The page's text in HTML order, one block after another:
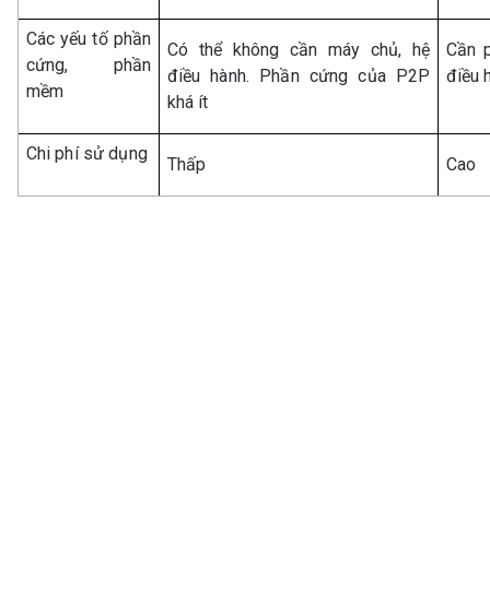
Các yếu tố phần
cứng, phần
mềm
Có thể không cần máy chủ, hệ
điều hành. Phần cứng của P2P
khá ít
Cần
điều
Chi phí sử dụng
Thấp Cao